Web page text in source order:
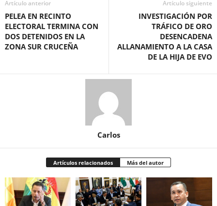
Artículo anterior
PELEA EN RECINTO
ELECTORAL TERMINA CON
DOS DETENIDOS EN LA
ZONA SUR CRUCEÑA
Artículo siguiente
INVESTIGACIÓN POR
TRÁFICO DE ORO
DESENCADENA
ALLANAMIENTO A LA CASA
DE LA HIJA DE EVO
Carlos
Artículos relacionados Más del autor